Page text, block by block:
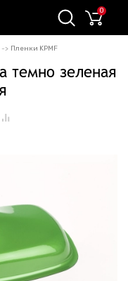
0
Пленки KPMF
темно зеленая